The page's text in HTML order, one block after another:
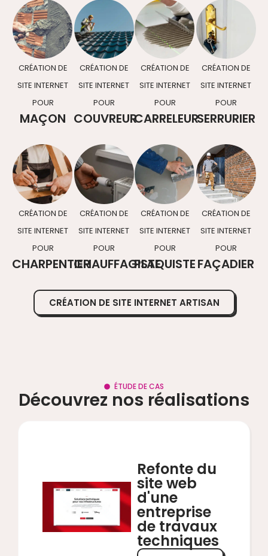
CRÉATION DE
SITE INTERNET
POUR
MAÇON
CRÉATION DE
SITE INTERNET
POUR
COUVREUR
CRÉATION DE
SITE INTERNET
POUR
CARRELEUR
CRÉATION DE
SITE INTERNET
POUR
SERRURIER
CRÉATION DE
SITE INTERNET
POUR
CHARPENTIER
CRÉATION DE
SITE INTERNET
POUR
CHAUFFAGISTE
CRÉATION DE
SITE INTERNET
POUR
PLAQUISTE
CRÉATION DE
SITE INTERNET
POUR
FAÇADIER
CRÉATION DE SITE INTERNET ARTISAN
ÉTUDE DE CAS
Découvrez nos réalisations
Refonte du
site web
d'une
entreprise
de travaux
techniques